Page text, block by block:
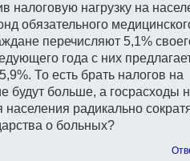
налоговую нагрузку на
обязательного
перечисляют 5,1%
года с них
То есть брать налогов на
будут больше, а госрасходы
населения радикально
о больных?